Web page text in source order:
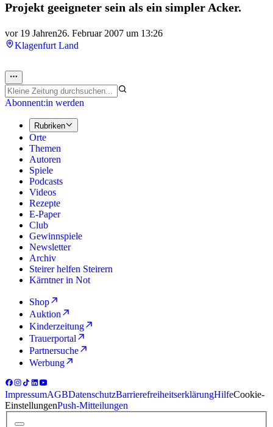
Projekt geeigneter sein als ein simpler Acker.
vor 19 Jahren26. Februar 2007 um 13:26
Klagenfurt Land
Abonnent:in werden
Rubriken
Orte
Themen
Autoren
Spiele
Podcasts
Videos
Rezepte
E-Paper
Club
Gewinnspiele
Newsletter
Archiv
Steirer helfen Steirern
Kärntner in Not
Shop
Auktion
Kinderzeitung
Trauerportal
Partnersuche
Werbung
ImpressumAGBDatenschutzBarrierefreiheitserklärungHilfeCookie-
EinstellungenPush-Mitteilungen